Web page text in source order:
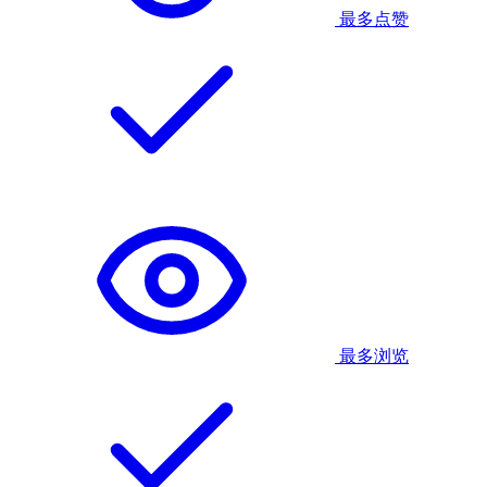
最多点赞
最多浏览